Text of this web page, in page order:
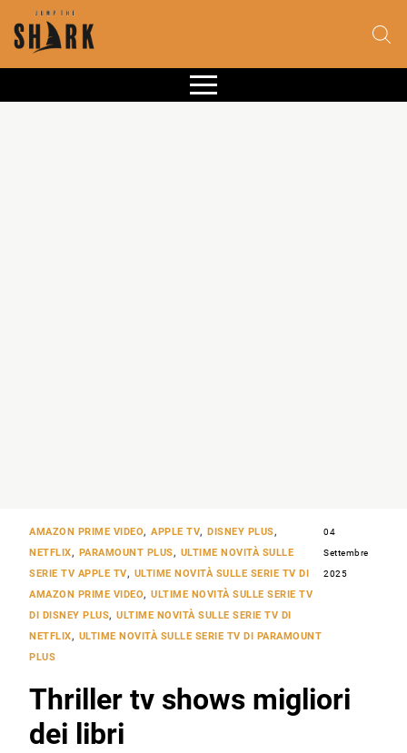
AMAZON PRIME VIDEO,APPLE TV, DISNEY PLUS,
NETFLIX, PARAMOUNT PLUS, ULTIME NOVITÀ SULLE
SERIE TV APPLE TV, ULTIME NOVITÀ SULLE SERIE TV DI
AMAZON PRIME VIDEO,ULTIME NOVITÀ SULLE SERIE TV
DI DISNEY PLUS,ULTIME NOVITÀ SULLE SERIE TV DI
NETFLIX, ULTIME NOVITÀ SULLE SERIE TV DI PARAMOUNT
PLUS
04
Settembre
2025
Thriller tv shows migliori
dei libri